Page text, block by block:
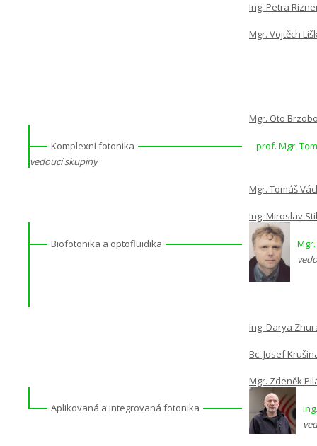
Ing. Petra
Mgr. Vojtěch
Mgr. Oto
Komplexní fotonika
prof. Mgr.
vedoucí skupiny
Mgr. Tomáš
Ing. Miroslav
Biofotonika a optofluidika
Ing. Darya
Bc. Josef
Mgr. Zdeněk
Aplikovaná a integrovaná fotonika